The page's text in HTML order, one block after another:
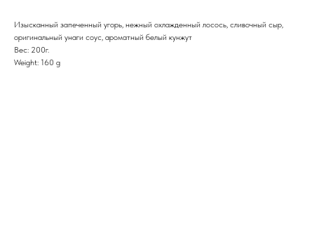
Изысканный запеченный угорь, нежный охлажденный лосось, сливочный сыр,
оригинальный унаги соус, ароматный белый кунжут
Вес: 200г.
Weight: 160 g